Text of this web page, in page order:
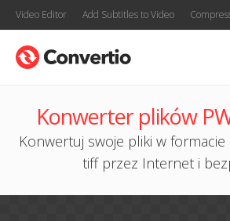
Video Editor Add Subtitles to Video
Konwerter plików
Konwertuj swoje pliki w
tiff przez Internet i